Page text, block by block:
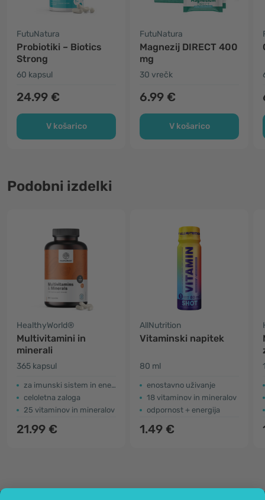
FutuNatura
Probiotiki – Biotics
Strong
60 kapsul
24.99 €
V košarico
FutuNatura
Magnezij DIRECT 400
mg
30 vrečk
6.99 €
V košarico
Podobni izdelki
HealthyWorld®
Multivitamini in
minerali
365 kapsul
za imunski sistem in energijo
celoletna zaloga
25 vitaminov in mineralov
21.99 €
AllNutrition
Vitaminski napitek
80 ml
enostavno uživanje
18 vitaminov in mineralov
odpornost + energija
1.49 €